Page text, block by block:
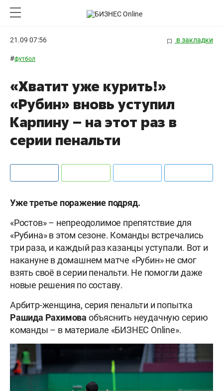
21.09 07:56 в закладки
#футбол
«Хватит уже курить!»
«Рубин» вновь уступил
Карпину – на этот раз в
серии пенальти
Уже третье поражение подряд.
«Ростов» – непреодолимое препятствие для
«Рубина» в этом сезоне. Команды встречались
три раза, и каждый раз казанцы уступали. Вот и
накануне в домашнем матче «Рубин» не смог
взять своё в серии пенальти. Не помогли даже
новые решения по составу.
Арбитр-женщина, серия пенальти и попытка
Рашида Рахимова объяснить неудачную серию
команды – в материале «БИЗНЕС Online».